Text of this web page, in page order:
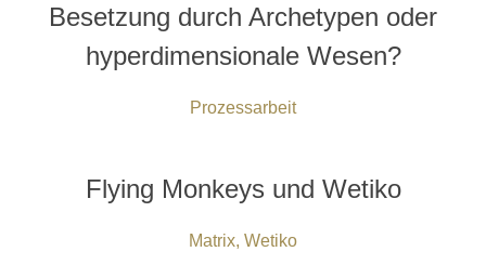
Besetzung durch Archetypen oder
hyperdimensionale Wesen?
Prozessarbeit
Flying Monkeys und Wetiko
Matrix, Wetiko